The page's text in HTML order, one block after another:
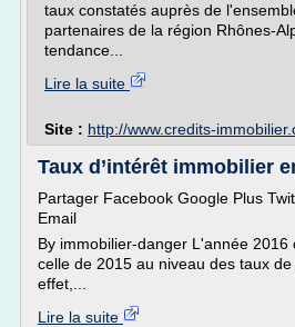
taux constatés auprès de
partenaires de la région Rhônes-
tendance...
Lire la suite
Site : http://www.credits-
Taux d’intérêt immobilier
Partager Facebook Google Plus
Email
By immobilier-danger L'année 2016
celle de 2015 au niveau des taux
effet,...
Lire la suite